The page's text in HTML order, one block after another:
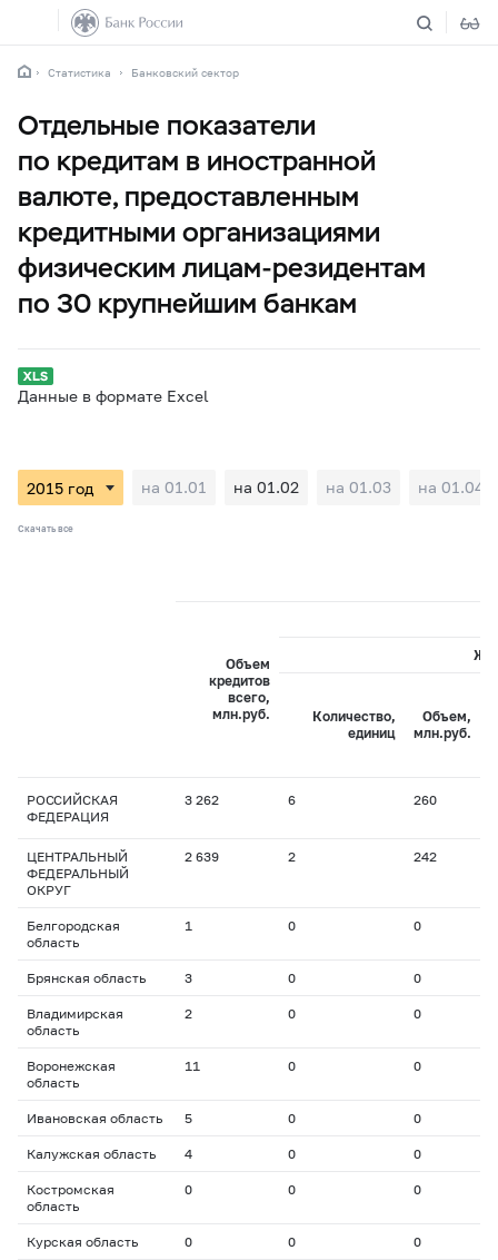
Статистика Банковский сектор
Отдельные показатели
по кредитам в иностранной
валюте, предоставленным
кредитными организациями
физическим лицам-резидентам
по 30 крупнейшим банкам
Данные в формате Excel
на 01.01 на 01.02 на 01.03 на 01.04
Скачать все
Объем
кредитов
всего,
млн.руб.
Количество,
единиц
Объем,
млн.руб.
РОССИЙСКАЯ
ФЕДЕРАЦИЯ
3 262 6 260
ЦЕНТРАЛЬНЫЙ
ФЕДЕРАЛЬНЫЙ
ОКРУГ
2 639 2 242
Белгородская
область
1 0 0
Брянская область 3 0 0
Владимирская
область
2 0 0
Воронежская
область
11 0 0
Ивановская область 5 0 0
Калужская область 4 0 0
Костромская
область
0 0 0
Курская область 0 0 0